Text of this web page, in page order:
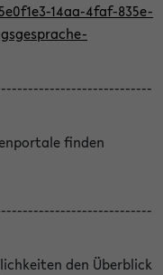
14aa-4faf-835e-
finden
den Überblick